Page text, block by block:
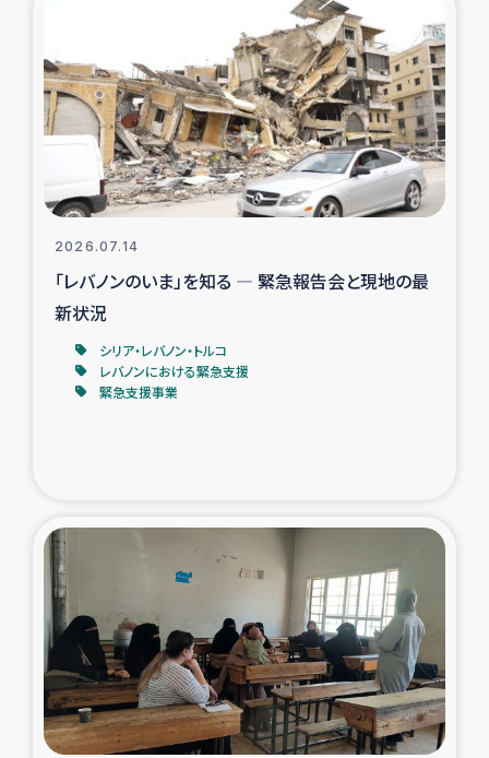
2026.07.14
「レバノンのいま」を知る ― 緊急報告会と現地の最
新状況
シリア・レバノン・トルコ
レバノンにおける緊急支援
緊急支援事業